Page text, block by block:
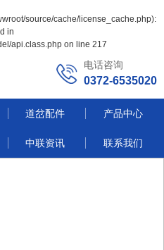
source/cache/license_cache.php):
in
api.class.php on line 217
电话咨询
0372-6535020
道岔配件 产品中心
中联资讯 联系我们